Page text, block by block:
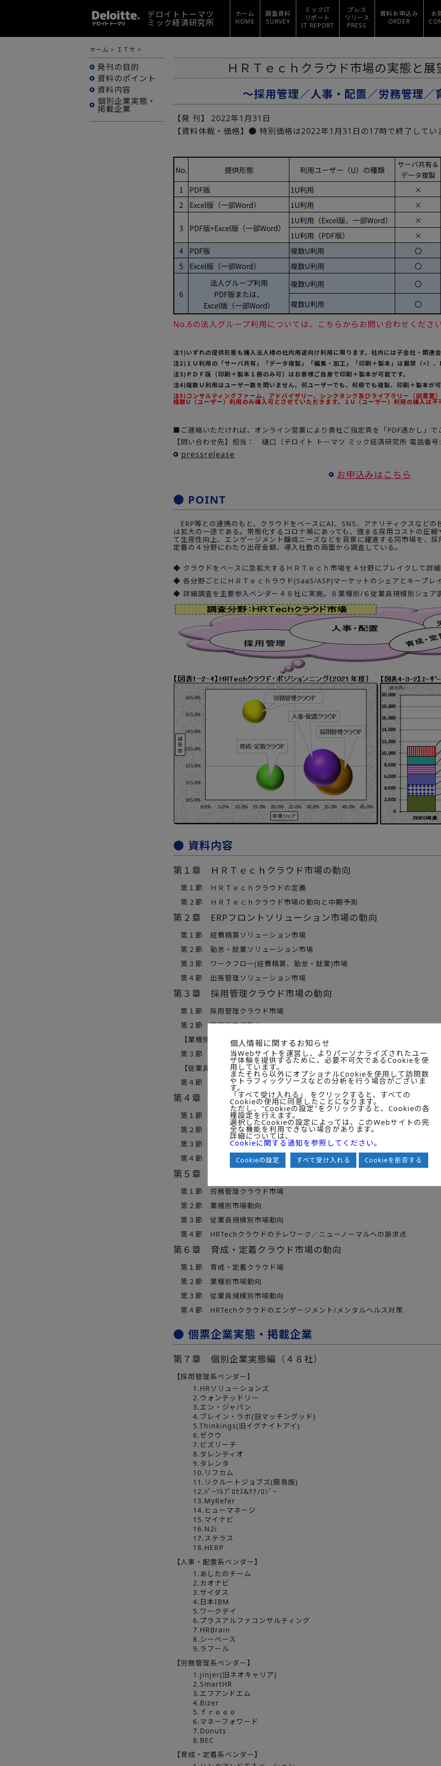
デロイトトーマツ
ミック経済研究所
ホーム
HOME
調査資料
SURVEY
ミックIT
リポート
IT REPORT
プレス
リリース
PRESS
資料お申込み
ORDER
お
ホーム > ＩＴサ >
発刊の目的
資料のポイント
資料内容
個別企業実態・
掲載企業
ＨＲＴｅｃｈクラウド市場の実態と
～採用管理／人事・配置／労務管理／
【発 刊】
2022年1月31日
【資料体裁・価格】● 特別価格は2022年1月31日の17時で終了してい
No.6の法人グループ利用については、こちらからお問い合わせください
注1)いずれの提供形態も購入法人様の社内用途向け利用に限ります。社内には子会社・関連会
注2)１Ｕ利用の「サーバ共有」「データ複製」「編集・加工」「印刷＋製本」は厳禁（×）、
注3)ＰＤＦ版（印刷＋製本１冊のみ可）はお客様ご自身で印刷＋製本が可能です。
注4)複数Ｕ利用はユーザー数を問いません。何ユーザーでも、何冊でも複製、印刷＋製本が可
注5)コンサルティングファーム、アドバイザリー、シンクタンク及びライブラリー（図書室
複数U（ユーザー）利用のみ購入可とさせていただきます。１U（ユーザー）利用の購入は不
■ご連絡いただければ、オンライン営業により貴社ご指定頁を「PDF透かし」で
【問い合わせ先】担当： 樋口（デロイト トーマツ ミック経済研究所 電話番
pressrelease
お申込みはこちら
● POINT
ERP等との連携のもと、クラウドをベースにAI、SNS、アナリティクスなど
は拡大の一途である。常態化するコロナ禍にあっても、強まる採用コストの圧
て生産性向上、エンゲージメント醸成ニーズなどを背景に躍進する同市場を、
定着の４分野にわたり出荷金額、導入社数の両面から調査している。
◆ クラウドをベースに急拡大するＨＲＴｅｃｈ市場を４分野にブレイクして詳細
◆ 各分野ごとにＨＲＴｅｃｈラウド(SaaS/ASP)マーケットのシェアとキープレ
◆ 詳細調査を主要参入ベンダー４８社に実施。８業種別/６従業員規模別シェア
● 資料内容
第１章 ＨＲＴｅｃｈクラウド市場の動向
第１節 ＨＲＴｅｃｈクラウドの定義
第２節 ＨＲＴｅｃｈクラウド市場の動向と中期予測
第２章 ERPフロントソリューション市場の動向
第１節 経費精算ソリューション市場
第２節 勤怠・就業ソリューション市場
第３節 ワークフロー(経費精算、勤怠・就業)市場
第４節 出張管理ソリューション市場
第３章 採用管理クラウド市場の動向
第１節 採用管理クラウド市場
第２節 業種別市場動向
【業種別】公共/学校/公益事業/金融・保険/流通・消費財/サービス/通信/製造
第３節 従業員規模別市場動向
【従業員規模別】3,000人以上/1,000～2,999人/300～999人/100～299人/
第４節 HRTechクラウドのビジネスチャット/ＡＩ/アナリティクス対応
第４章 人事・配置クラウド市場の動向
第１節 人事・配置クラウド市場
第２節 業種別市場動向
第３節 従業員規模別市場動向
第４節 HRTechクラウドサービス間のAPI連携対応
第５章 労務管理クラウド市場の動向
第１節 労務管理クラウド市場
第２節 業種別市場動向
第３節 従業員規模別市場動向
第４節 HRTechクラウドのテレワーク／ニューノーマルへの訴求点
第６章 育成・定着クラウド市場の動向
第１節 育成・定着クラウド場
第２節 業種別市場動向
第３節 従業員規模別市場動向
第４節 HRTechクラウドのエンゲージメント/メンタルヘルス対策
● 個票企業実態・掲載企業
第７章 個別企業実態編（４８社）
【採用管理系ベンダー】
1.HRソリューションズ
2.ウォンテッドリー
3.エン・ジャパン
4.ブレイン・ラボ(旧マッチングッド)
5.Thinkings(旧イグナイトアイ)
6.ゼクウ
7.ビズリーチ
8.タレンティオ
9.タレンタ
10.リフカム
11.リクルートジョブズ(簡易版)
12.ﾊﾟｰｿﾙﾌﾟﾛｾｽ&ﾃｸﾉﾛｼﾞｰ
13.MyRefer
14.ヒューマネージ
15.マイナビ
16.N2i
17.ステラス
18.HERP
【人事・配置系ベンダー】
1.あしたのチーム
2.カオナビ
3.サイダス
4.日本IBM
5.ワークデイ
6.プラスアルファコンサルティング
7.HRBrain
8.シーベース
9.ラフール
【労務管理系ベンダー】
1.jinjer(旧ネオキャリア)
2.SmartHR
3.エフアンドエム
4.Bizer
5.ｆｒｅｅｅ
6.マネーフォワード
7.Donuts
8.BEC
【育成・定着系ベンダー】
個人情報に関するお知らせ
当Webサイトを運営し、よりパーソナライズされたユー
ザ体験を提供するために、必要不可欠であるCookieを使
用しています。
またそれら以外にオプショナルCookieを使用して訪問数
やトラフィックソースなどの分析を行う場合がございま
す。
「すべて受け入れる」 をクリックすると、すべての
Cookieの使用に同意したことになります。
ただし、"Cookieの設定"をクリックすると、Cookieの各
種設定を行えます。
選択したCookieの設定によっては、このWebサイトの完
全な機能を利用できない場合があります。
詳細については、
Cookieに関する通知を参照してください。
Cookieの設定 すべて受け入れる Cookieを拒否する